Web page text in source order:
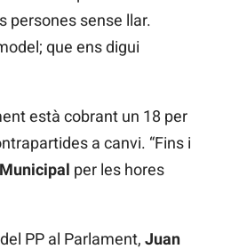
persones sense llar.
que ens digui
està cobrant un 18 per
a canvi. “Fins i
per les hores
PP al Parlament, Juan